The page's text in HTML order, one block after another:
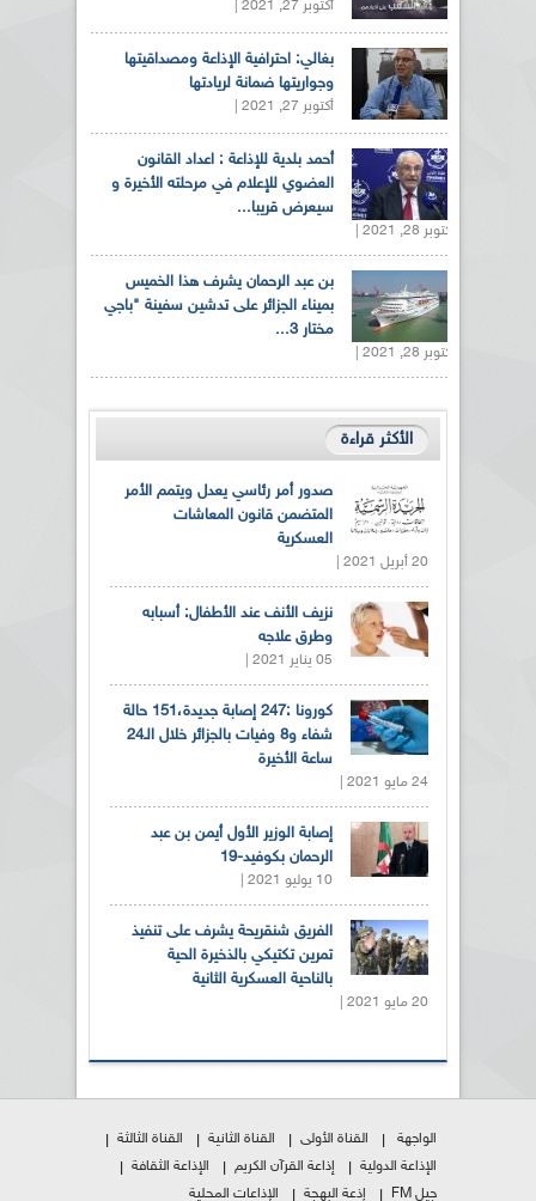
أكتوبر 27, 2021 |
بغالي: احترافية الإذاعة ومصداقيتها
وجواريتها ضمانة لريادتها
أكتوبر 27, 2021 |
أحمد بلدية للإذاعة : اعداد القانون
العضوي للإعلام في مرحلته الأخيرة و
سيعرض قريبا...
أكتوبر 28, 2021 |
بن عبد الرحمان يشرف هذا الخميس
بميناء الجزائر على تدشين سفينة "باجي
مختار 3...
أكتوبر 28, 2021 |
الأكثر قراءة
صدور أمر رئاسي يعدل ويتمم الأمر
المتضمن قانون المعاشات
العسكرية
20 أبريل 2021 |
نزيف الأنف عند الأطفال: أسبابه
وطرق علاجه
05 يناير 2021 |
كورونا :247 إصابة جديدة،151 حالة
شفاء و8 وفيات بالجزائر خلال الـ24
ساعة الأخيرة
24 مايو 2021 |
إصابة الوزير الأول أيمن بن عبد
الرحمان بكوفيد-19
10 يوليو 2021 |
الفريق شنقريحة يشرف على تنفيذ
تمرين تكتيكي بالذخيرة الحية
بالناحية العسكرية الثانية
20 مايو 2021 |
الواجهة القناة الأولى القناة الثانية
القناة الثالثة
الإذاعة الدولية
إذاعة القرآن الكريم
الإذاعة الثقافة
جيل FM
إذعة البهجة الإذاعات المحلية